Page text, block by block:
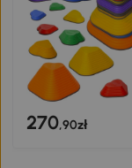
270,90zł